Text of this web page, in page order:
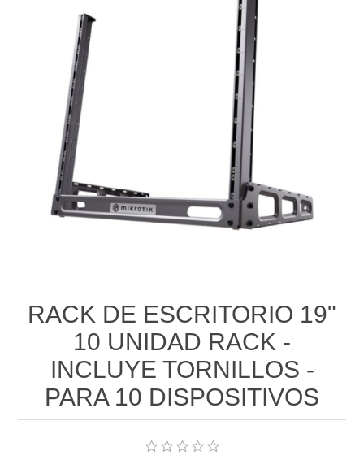
RACK DE ESCRITORIO 19"
10 UNIDAD RACK -
INCLUYE TORNILLOS -
PARA 10 DISPOSITIVOS